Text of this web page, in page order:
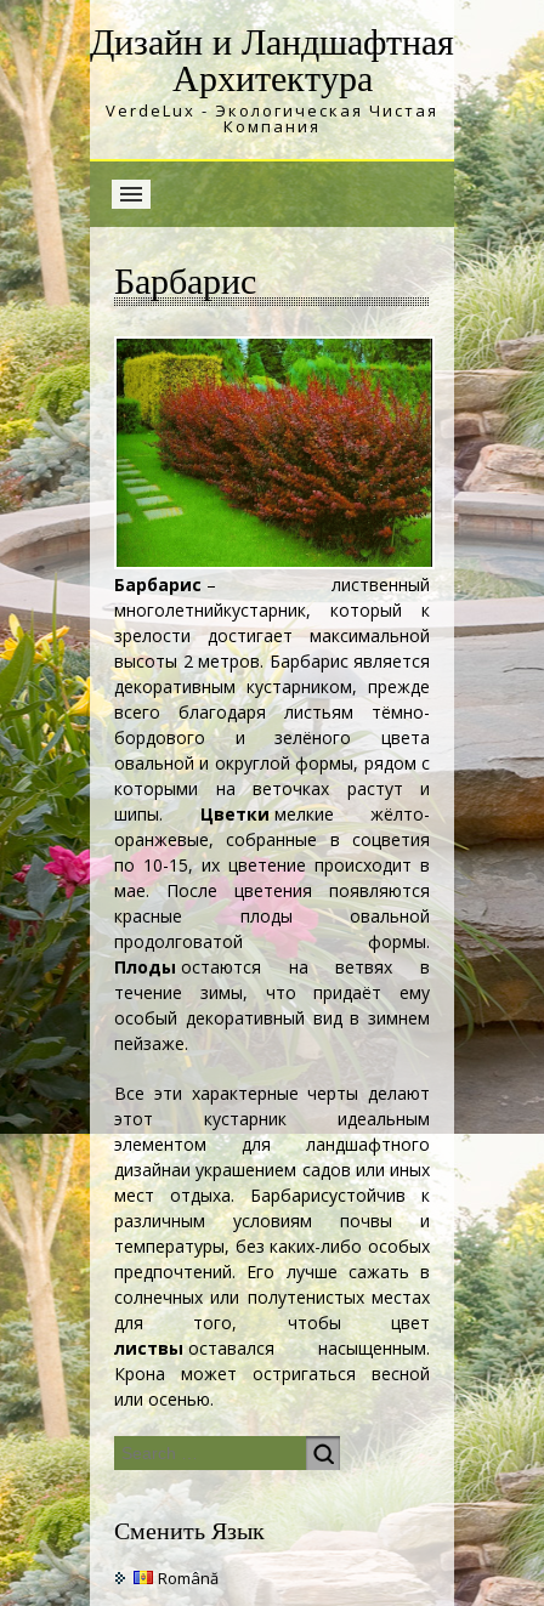
Дизайн и Ландшафтная
Архитектура
VerdeLux - Экологическая Чистая
Компания
Барбарис
Барбарис – лиственный
многолетнийкустарник, который к
зрелости достигает максимальной
высоты 2 метров. Барбарис является
декоративнымкустарником, прежде
всего благодаря листьям тёмно-
бордового и зелёного цвета
овальной и округлой формы, рядом с
которыми на веточках растут и
шипы.Цветки мелкие жёлто-
оранжевые, собранные в соцветия
по 10-15, их цветение происходит в
мае. После цветения появляются
красные плоды овальной
продолговатой формы.
Плоды остаются на ветвях в
течение зимы, что придаёт ему
особый декоративный вид в зимнем
пейзаже.
Все эти характерные черты делают
этот кустарник идеальным
элементом дляландшафтного
дизайнаи украшением садов или иных
мест отдыха.Барбарисустойчив к
различным условиям почвы и
температуры, без каких-либо особых
предпочтений. Его лучше сажать в
солнечных или полутенистых местах
для того, чтобы цвет
листвы оставался насыщенным.
Крона может остригаться весной
или осенью.
Сменить Язык
Română